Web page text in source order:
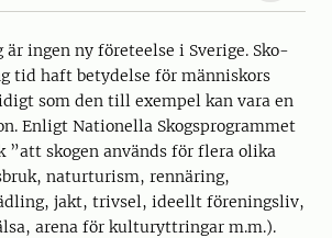
är ingen ny företeelse i Sverige. Sko­
tid haft betydelse för människors
som den till exempel kan vara en
Enligt Nationella Skogsprogrammet
”att skogen används för flera olika
naturturism, rennäring,
jakt, trivsel, ideellt föreningsliv,
arena för kulturyttringar m.m.).